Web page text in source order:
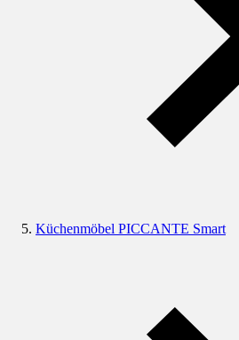
Küchenmöbel PICCANTE Smart